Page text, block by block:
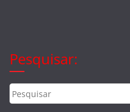
Pesquisar: